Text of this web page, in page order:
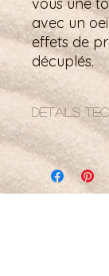
avec un
effets de
décuplés.
Détails
Bracelet
perles de 6 mm
taille de